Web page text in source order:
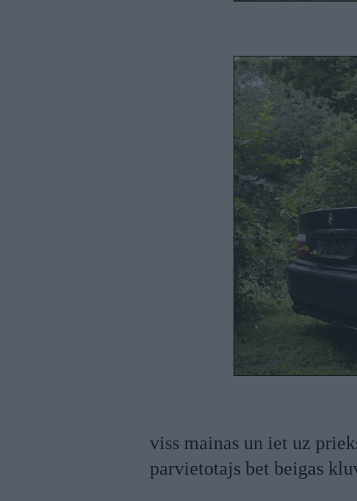
viss mainas un iet uz
parvietotajs bet beigas